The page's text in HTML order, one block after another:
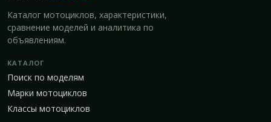
Каталог мотоциклов, характеристики,
сравнение моделей и аналитика по
объявлениям.
КАТАЛОГ
Поиск по моделям
Марки мотоциклов
Классы мотоциклов